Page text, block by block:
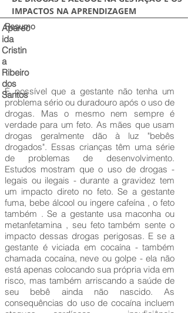
IMPACTOS NA APRENDIZAGEM
Aparec
ida
Cristin
a
Ribeiro
dos
Santos
Resumo
É possível que a gestante não tenha um
problema sério ou duradouro após o uso de
drogas. Mas o mesmo nem sempre é
verdade para um feto. As mães que usam
drogas geralmente dão à luz "bebês
drogados". Essas crianças têm uma série
de problemas de desenvolvimento.
Estudos mostram que o uso de drogas -
legais ou ilegais - durante a gravidez tem
um impacto direto no feto. Se a gestante
fuma, bebe álcool ou ingere cafeína , o feto
também . Se a gestante usa maconha ou
metanfetamina , seu feto também sente o
impacto dessas drogas perigosas. E se a
gestante é viciada em cocaína - também
chamada cocaína, neve ou golpe - ela não
está apenas colocando sua própria vida em
risco, mas também arriscando a saúde de
seu bebê ainda não nascido. As
consequências do uso de cocaína incluem